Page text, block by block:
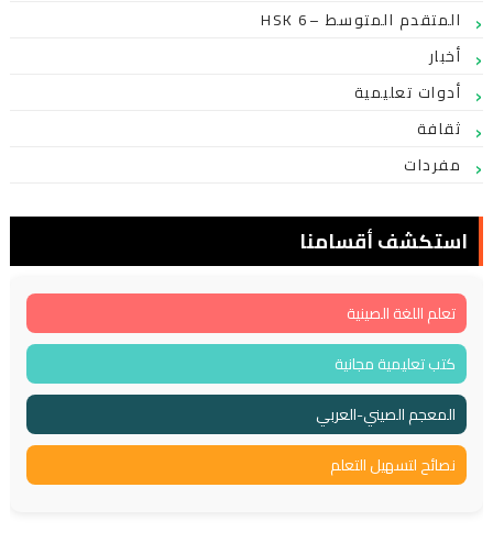
HSK 6– المتقدم المتوسط
أخبار
أدوات تعليمية
ثقافة
مفردات
استكشف أقسامنا
تعلم اللغة الصينية
كتب تعليمية مجانية
المعجم الصيني-العربي
نصائح لتسهيل التعلم